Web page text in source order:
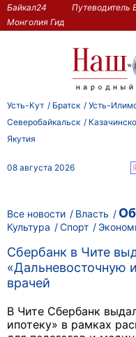
Байкал24 Путеводитель
Монголия Гид
Усть-Кут Братск Усть-
Северобайкальск
Якутия
08 августа 2026
Все новости Власть
Культура
Спорт
Сбербанк в Чите
«Дальневосточную
врачей
В Чите Сбербанк
ипотеку» в рамках